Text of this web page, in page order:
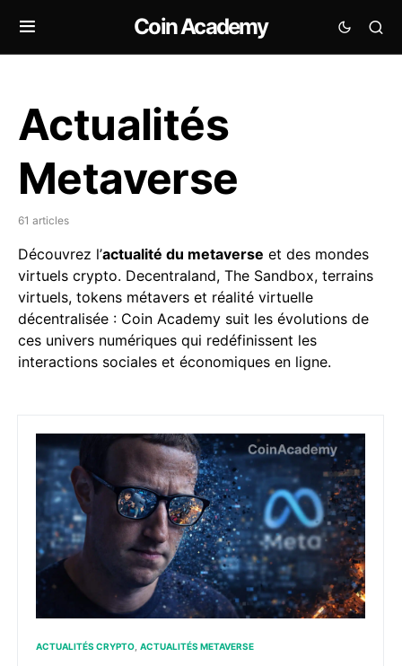
Coin Academy
Actualités
Metaverse
61 articles
Découvrez l’actualité du metaverse et des mondes
virtuels crypto. Decentraland, The Sandbox, terrains
virtuels, tokens métavers et réalité virtuelle
décentralisée : Coin Academy suit les évolutions de
ces univers numériques qui redéfinissent les
interactions sociales et économiques en ligne.
Meta abandonne la VR sur Horizon Worlds : fin du
ACTUALITÉS CRYPTO ACTUALITÉS METAVERSE